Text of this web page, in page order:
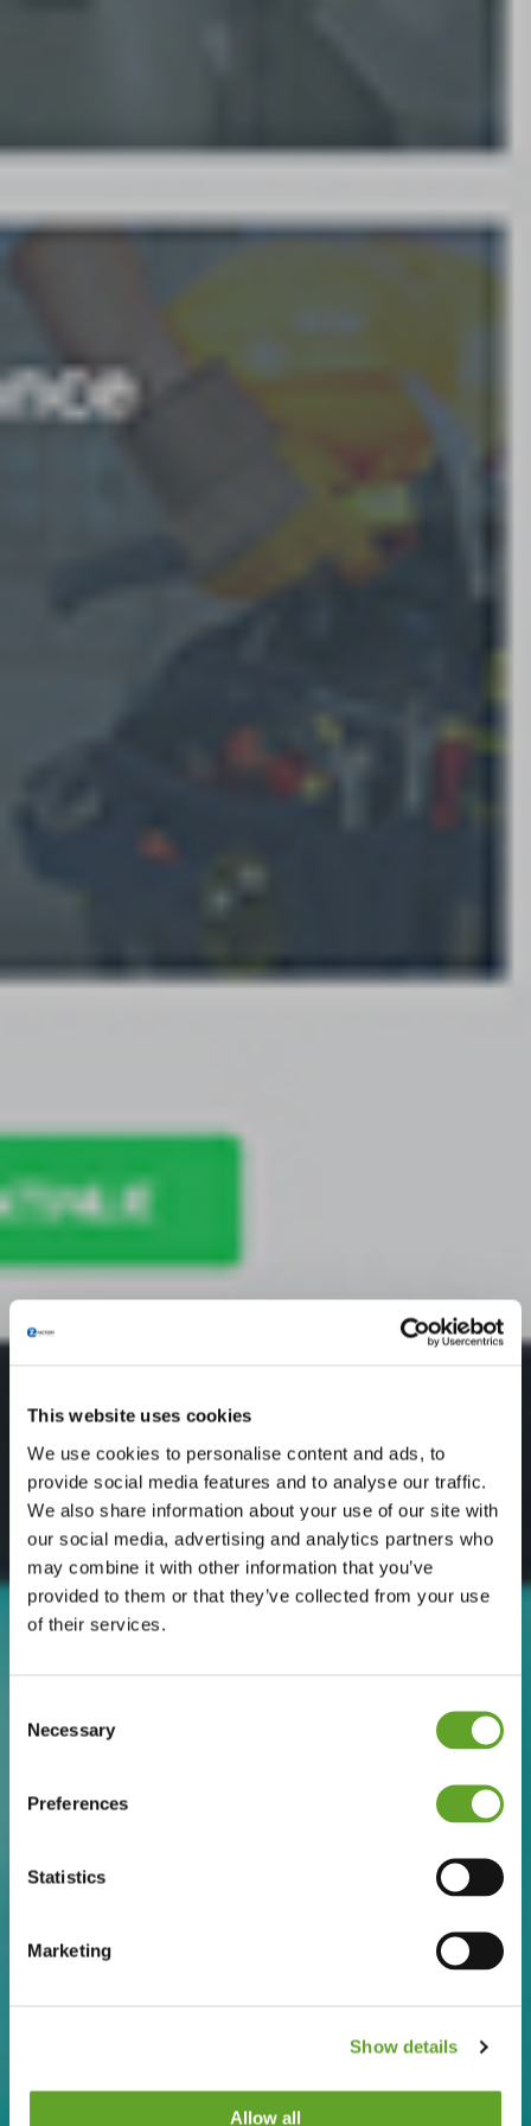
This website uses cookies
We use cookies to personalise content and ads, to
provide social media features and to analyse our traffic.
We also share information about your use of our site with
our social media, advertising and analytics partners who
may combine it with other information that you’ve
provided to them or that they’ve collected from your use
of their services.
Selection
Necessary
Preferences
Statistics
Marketing
Show details
Allow all